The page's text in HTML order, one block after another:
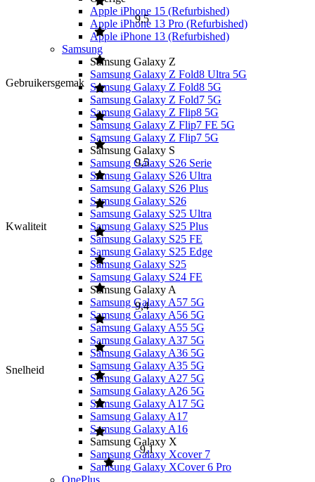
Apple iPhone 15 (Refurbished)
Apple iPhone 13 Pro (Refurbished)
Apple iPhone 13 (Refurbished)
Samsung
Samsung Galaxy Z
Samsung Galaxy Z Fold8 Ultra 5G
Samsung Galaxy Z Fold8 5G
Samsung Galaxy Z Fold7 5G
Samsung Galaxy Z Flip8 5G
Samsung Galaxy Z Flip7 FE 5G
Samsung Galaxy Z Flip7 5G
Samsung Galaxy S
Samsung Galaxy S26 Serie
Samsung Galaxy S26 Ultra
Samsung Galaxy S26 Plus
Samsung Galaxy S26
Samsung Galaxy S25 Ultra
Samsung Galaxy S25 Plus
Samsung Galaxy S25 FE
Samsung Galaxy S25 Edge
Samsung Galaxy S25
Samsung Galaxy S24 FE
Samsung Galaxy A
Samsung Galaxy A57 5G
Samsung Galaxy A56 5G
Samsung Galaxy A55 5G
Samsung Galaxy A37 5G
Samsung Galaxy A36 5G
Samsung Galaxy A35 5G
Samsung Galaxy A27 5G
Samsung Galaxy A26 5G
Samsung Galaxy A17 5G
Samsung Galaxy A17
Samsung Galaxy A16
Samsung Galaxy X
Samsung Galaxy Xcover 7
Samsung Galaxy XCover 6 Pro
OnePlus
Gebruikersgemak
9,5
Kwaliteit
9,5
Snelheid
9,4
9,1